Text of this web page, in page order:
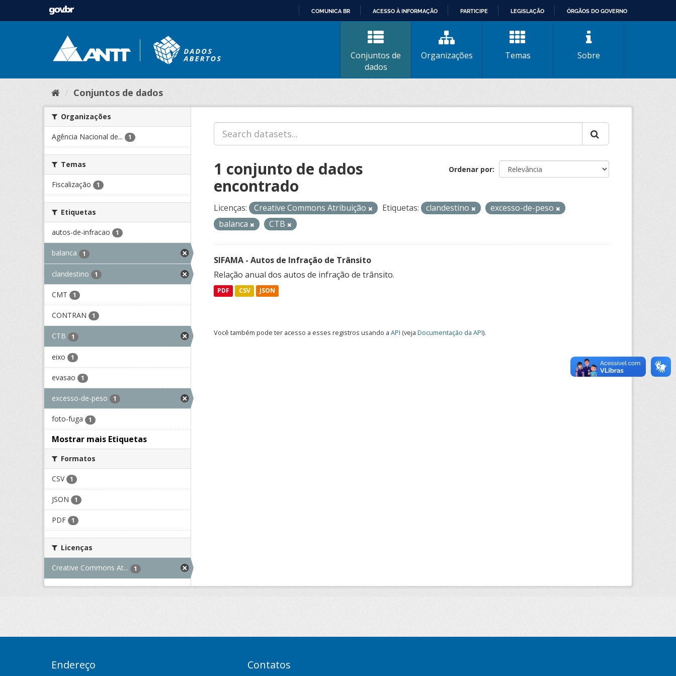
CONTEÚDO
COMUNICA BR ACESSO À INFORMAÇÃO PARTICIPE LEGISLAÇÃO ÓRGÃOS DO GOVERNO
Conjuntos de
dados
Organizações Temas Sobre
Conjuntos de dados
Organizações
Agência Nacional de... 1
Temas
Fiscalização 1
Etiquetas
autos-de-infracao 1
balanca 1
clandestino 1
CMT 1
CONTRAN 1
CTB 1
eixo 1
evasao 1
excesso-de-peso 1
foto-fuga 1
Mostrar mais Etiquetas
Formatos
CSV 1
JSON 1
PDF 1
Licenças
Creative Commons At... 1
Ordenar por
1 conjunto de dados
encontrado
Licenças: Creative Commons Atribuição Etiquetas: clandestino
excesso-de-peso
balanca
CTB
SIFAMA - Autos de Infração de Trânsito
Relação anual dos autos de infração de trânsito.
PDF CSV JSON
Você também pode ter acesso a esses registros usando a API (veja Documentação da API).
Endereço Contatos